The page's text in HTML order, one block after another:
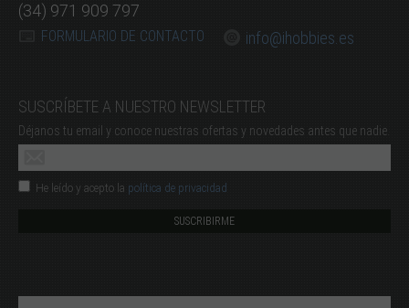
(34) 971 909 797
FORMULARIO DE CONTACTO info@ihobbies.es
SUSCRÍBETE A NUESTRO NEWSLETTER
Déjanos tu email y conoce nuestras ofertas y novedades antes que nadie.
He leído y acepto la política de privacidad